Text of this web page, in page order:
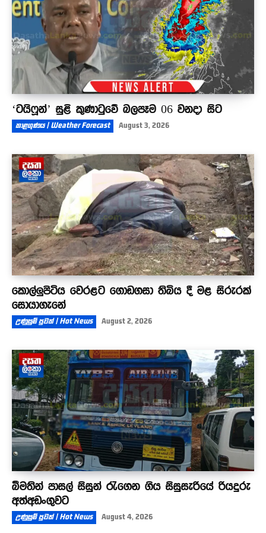
‘ටයිෆූන්’ සුළි කුණාටුවේ බලපෑම 06 වනදා සිට
කාළගුණය | Weather Forecast August 3, 2026
කොල්ලුපිටිය වෙරළට ගොඩගසා තිබිය දී මළ සිරුරක්
සොයාගැනේ
උණුසුම් පුවත් | Hot News August 2, 2026
බීමතින් පාසල් සිසුන් රැගෙන ගිය සිසුසැරියේ රියදුරු
අත්අඩංගුවට
උණුසුම් පුවත් | Hot News August 4, 2026